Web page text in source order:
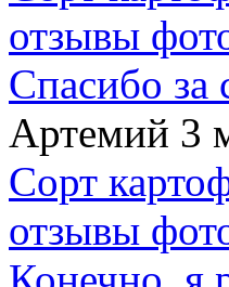
отзывы
Спасибо за
Артемий 3
Сорт
отзывы